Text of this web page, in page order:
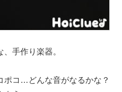
手作り楽器。
ポコ…どんな音がなるかな？